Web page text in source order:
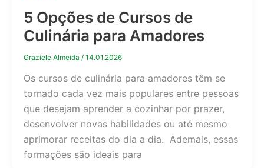
5 Opções de Cursos de
Culinária para Amadores
Graziele Almeida / 14.01.2026
Os cursos de culinária para amadores têm se
tornado cada vez mais populares entre pessoas
que desejam aprender a cozinhar por prazer,
desenvolver novas habilidades ou até mesmo
aprimorar receitas do dia a dia. Ademais, essas
formações são ideais para